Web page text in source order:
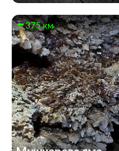
375 км